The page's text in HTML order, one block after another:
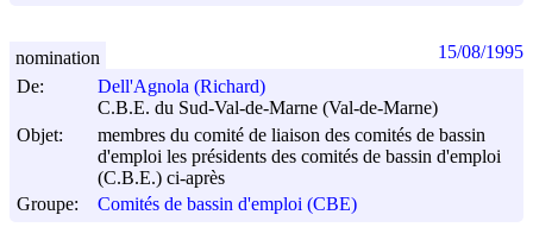
De:
Dell'Agnola (Richard)
C.B.E. du Sud-Val-de-Marne (Val-de-Marne)
Objet:
membres du comité de liaison des comités de bassin
d'emploi les présidents des comités de bassin d'emploi
(C.B.E.) ci-après
Groupe:
Comités de bassin d'emploi (CBE)
nomination 15/08/1995